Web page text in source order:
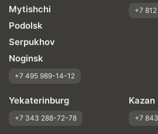
Качество покраски
Mytishchi
Podolsk
Serpukhov
Noginsk
+7 495 989-14-12
+7
Yekaterinburg
+7 343 288-72-78
Kazan
+7